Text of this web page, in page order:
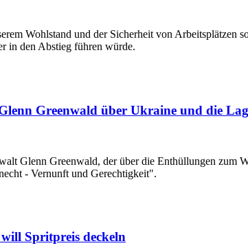
Wohlstand und der Sicherheit von
in den Abstieg führen würde.
Greenwald über Ukraine und die
Glenn Greenwald, der über die Enthüllungen
- Vernunft und Gerechtigkeit".
Spritpreis deckeln